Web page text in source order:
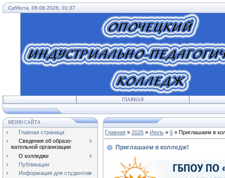
Суббота, 08.08.2026, 01:37
ГЛАВНАЯ
МЕНЮ САЙТА
Главная страница
Сведения об образо-
вательной организации
О колледже
Публикации
Информация для студентов
Главная » 2026 » Июль » 6 » Приглашаем в
Приглашаем в колледж!